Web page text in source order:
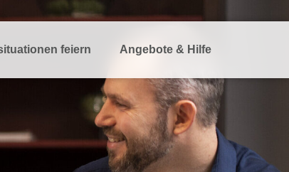
feiern Angebote & Hilfe